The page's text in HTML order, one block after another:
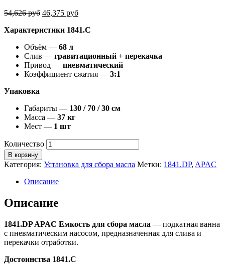
54,626руб 46,375 руб
Характеристики 1841.С
Объём — 68 л
Слив — гравитационный + перекачка
Привод — пневматический
Коэффициент сжатия — 3:1
Упаковка
Габариты — 130 / 70 / 30 см
Масса — 37 кг
Мест — 1 шт
Количество
В корзину
Категория: Установка для сбора масла Метки: 1841.DP, APAC
Описание
Описание
1841.DP APAC Емкость для сбора масла — подкатная ванна
с пневматическим насосом, предназначенная для слива и
перекачки отработки.
Достоинства 1841.С